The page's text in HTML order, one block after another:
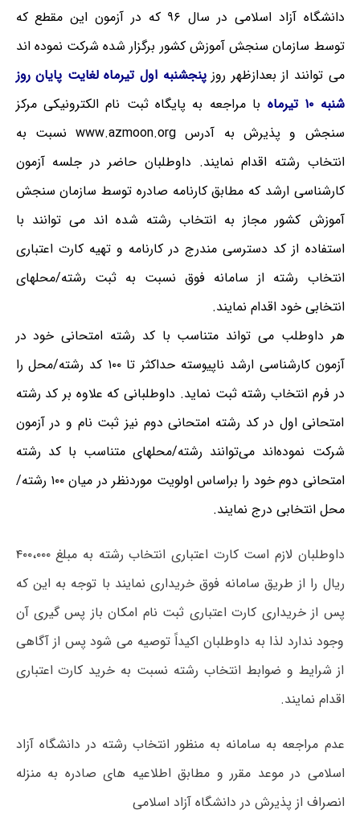
دانشگاه آزاد اسلامی در سال ۹۶ که در آزمون این مقطع که
توسط سازمان سنجش آموزش کشور برگزار شده شرکت نموده اند
می توانند از بعدازظهر روزپنجشنبه اول تیرماه لغایت پایان روز
شنبه ۱۰ تیرماه
با مراجعه به پایگاه ثبت نام الکترونیکی مرکز
سنجش و پذیرش به آدرس www.azmoon.org نسبت به
انتخاب رشته اقدام نمایند. داوطلبان حاضر در جلسه آزمون
کارشناسی ارشد که مطابق کارنامه صادره توسط سازمان سنجش
آموزش کشور مجاز به انتخاب رشته شده اند می توانند با
استفاده از کد دسترسی مندرج در کارنامه و تهیه کارت اعتباری
انتخاب رشته از سامانه فوق نسبت به ثبت رشته/محلهای
انتخابی خود اقدام نمایند.
هر داوطلب می تواند متناسب با کد رشته امتحانی خود در
آزمون کارشناسی ارشد ناپیوسته حداکثر تا ۱۰۰ کد رشته/محل را
در فرم انتخاب رشته ثبت نماید. داوطلبانی که علاوه بر کد رشته
امتحانی اول در کد رشته امتحانی دوم نیز ثبت نام و در آزمون
شرکت نموده‌اند می‌توانند رشته/محلهای متناسب با کد رشته
امتحانی دوم خود را براساس اولویت موردنظر در میان ۱۰۰ رشته/
محل انتخابی درج نمایند.
داوطلبان لازم است کارت اعتباری انتخاب رشته به مبلغ ۴۰۰،۰۰۰
ریال را از طریق سامانه فوق خریداری نمایند با توجه به این که
پس از خریداری کارت اعتباری ثبت نام امکان باز پس گیری آن
وجود ندارد لذا به داوطلبان اکیداً توصیه می شود پس از آگاهی
از شرایط و ضوابط انتخاب رشته نسبت به خرید کارت اعتباری
اقدام نمایند.
عدم مراجعه به سامانه به منظور انتخاب رشته در دانشگاه آزاد
اسلامی در موعد مقرر و مطابق اطلاعیه های صادره به منزله
انصراف از پذیرش در دانشگاه آزاد اسلامی